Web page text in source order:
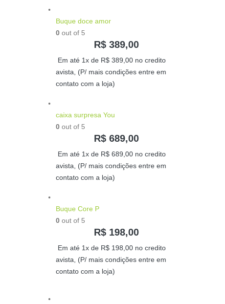
Buque doce amor
0 out of 5
R$ 389,00
Em até 1x de R$ 389,00 no credito
avista, (P/ mais condições entre em
contato com a loja)
caixa surpresa You
0 out of 5
R$ 689,00
Em até 1x de R$ 689,00 no credito
avista, (P/ mais condições entre em
contato com a loja)
Buque Core P
0 out of 5
R$ 198,00
Em até 1x de R$ 198,00 no credito
avista, (P/ mais condições entre em
contato com a loja)